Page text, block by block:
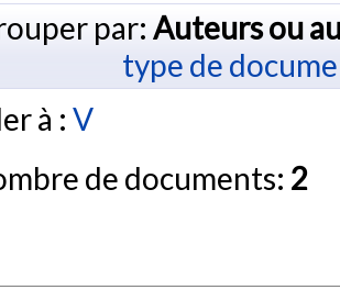
par: Auteurs ou
type de
à : V
de documents: 2